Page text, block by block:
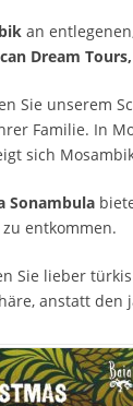
an
Dream Tours,
Sie unserem
Familie. In
sich
Sonambula
entkommen.
Sie lieber
anstatt den